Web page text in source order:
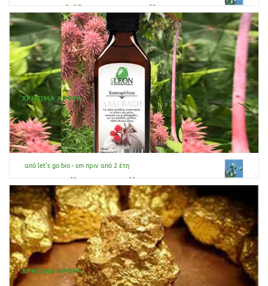
Δεντρολίβανο : Τα οφέλη
Στην κοσμετολογία και στην εναλλακτική ιατρική
από let's go bio - smπριν από 2 έτη
Καστορέλαιο : Οφέλη και
Ιδιότητες
Καστορέλαιο : καλλυντική χρήση
ΧΡΗΣΙΜΑ ΑΡΘΡΑ
ΧΡΗΣΙΜΑ ΑΡΘΡΑ